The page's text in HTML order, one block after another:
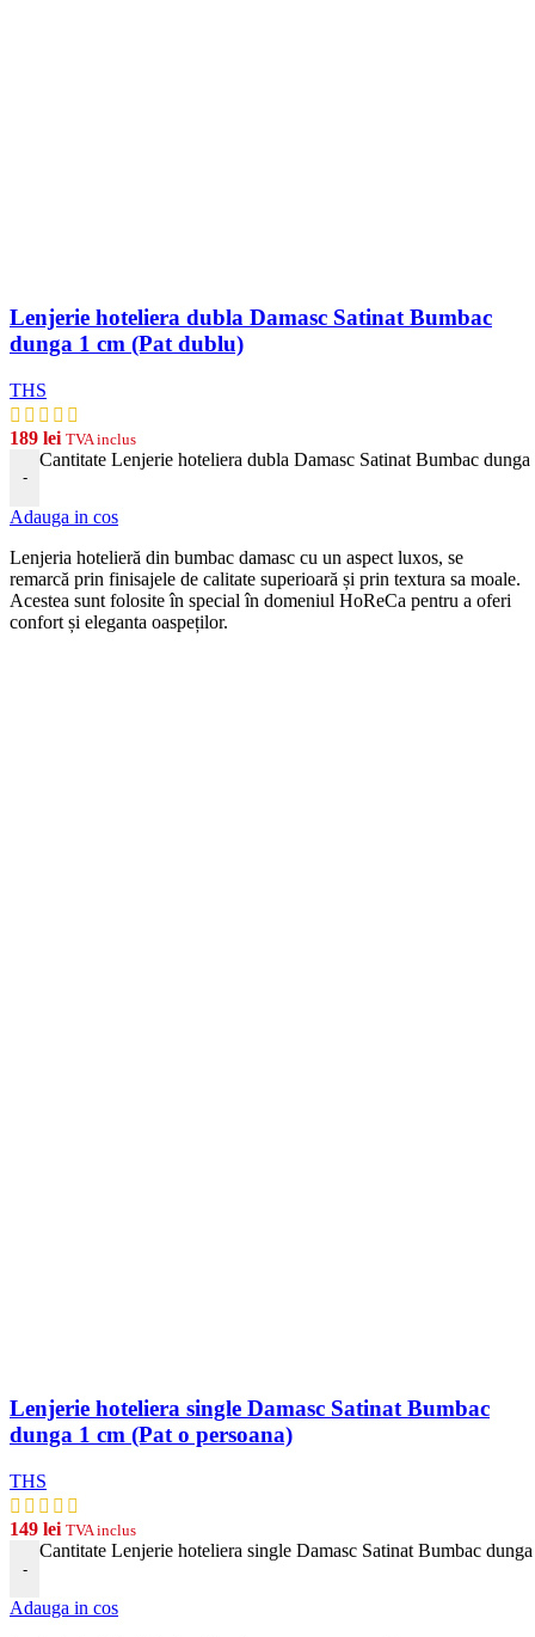
Lenjerie hoteliera dubla Damasc Satinat Bumbac
dunga 1 cm (Pat dublu)
THS
189 lei TVA inclus
-
Cantitate Lenjerie hoteliera dubla Damasc Satinat Bumbac
Adauga in cos
Lenjeria hotelieră din bumbac damasc cu un aspect luxos, se
remarcă prin finisajele de calitate superioară și prin textura sa moale.
Acestea sunt folosite în special în domeniul HoReCa pentru a oferi
confort și eleganta oaspeților.
Lenjerie hoteliera single Damasc Satinat Bumbac
dunga 1 cm (Pat o persoana)
THS
149 lei TVA inclus
-
Cantitate Lenjerie hoteliera single Damasc Satinat Bumbac
Adauga in cos